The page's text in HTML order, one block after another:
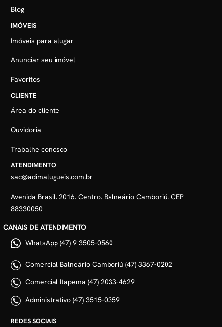
Blog
IMÓVEIS
Imóveis para alugar
Anunciar seu imóvel
Favoritos
CLIENTE
Área do cliente
Ouvidoria
Trabalhe conosco
ATENDIMENTO
sac@adimalugueis.com.br
Avenida Brasil, 2016. Centro. Balneário Camboriú. CEP
88330050
CANAIS DE ATENDIMENTO
WhatsApp (47) 9 3505-0560
Comercial Balneário Camboriú (47) 3367-0202
Comercial Itapema (47) 2033-4629
Administrativo (47) 3515-0359
REDES SOCIAIS